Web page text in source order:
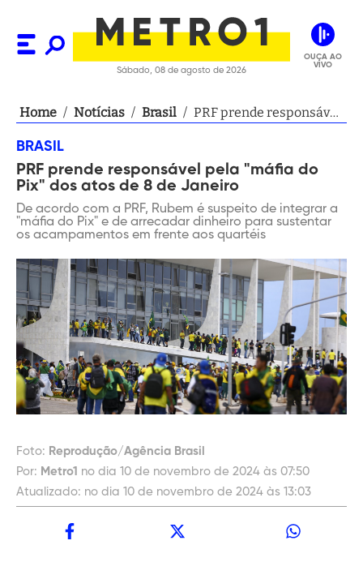
Sábado, 08 de agosto de 2026
OUÇA AO
VIVO
Home / Notícias / Brasil / PRF prende responsável
BRASIL
PRF prende responsável pela "máfia do
Pix" dos atos de 8 de Janeiro
De acordo com a PRF, Rubem é suspeito de integrar a
"máfia do Pix" e de arrecadar dinheiro para sustentar
os acampamentos em frente aos quartéis
Foto: Reprodução/Agência Brasil
Por: Metro1 no dia 10 de novembro de 2024 às 07:50
Atualizado: no dia 10 de novembro de 2024 às 13:03